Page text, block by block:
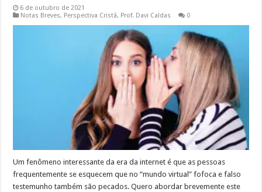
6 de outubro de 2021
Notas Breves, Perspectiva Cristã, Prof. Davi Caldas 0
Um fenômeno interessante da era da internet é que as pessoas
frequentemente se esquecem que no “mundo virtual” fofoca e falso
testemunho também são pecados. Quero abordar brevemente este